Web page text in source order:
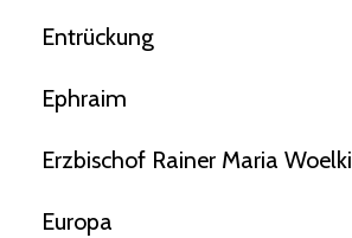
Entrückung
Ephraim
Erzbischof Rainer Maria Woelki
Europa